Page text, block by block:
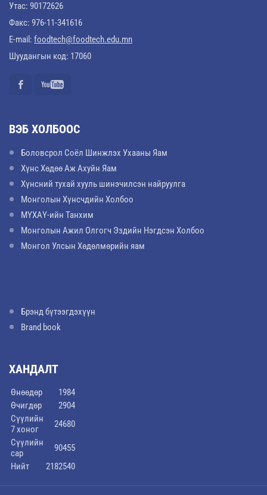
Утас: 90172626
Факс: 976-11-341616
E-mail: foodtech@foodtech.edu.mn
Шуудангын код: 17060
ВЭБ ХОЛБООС
Боловсрол Соёл Шинжлэх Ухааны Яам
Хүнс Хөдөө Аж Ахуйн Яам
Хүнсний тухай хууль шинэчилсэн найруулга
Монголын Хүнсчдийн Холбоо
МҮХАҮ-ийн Танхим
Монголын Ажил Олгогч Эздийн Нэгдсэн Холбоо
Монгол Улсын Хөдөлмөрийн яам
Брэнд бүтээгдэхүүн
Brand book
ХАНДАЛТ
Өнөөдөр
1984
Өчигдөр
2904
Сүүлийн
7 хоног
24680
Сүүлийн
сар
90455
Нийт
2182540